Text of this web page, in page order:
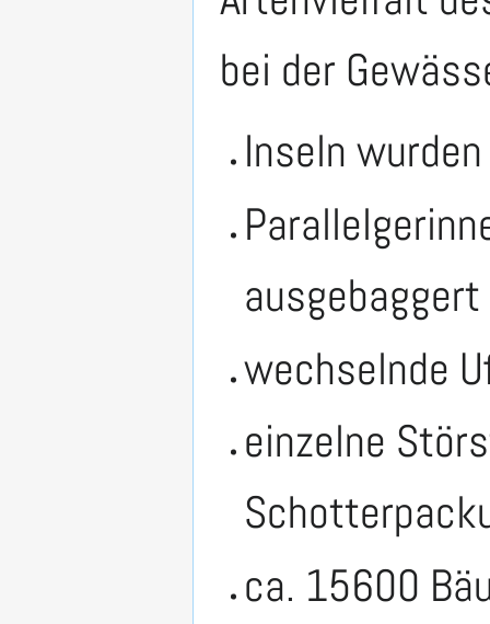
bei der
Inseln
ausgebaggert
wechselnde
einzelne
ca. 15600